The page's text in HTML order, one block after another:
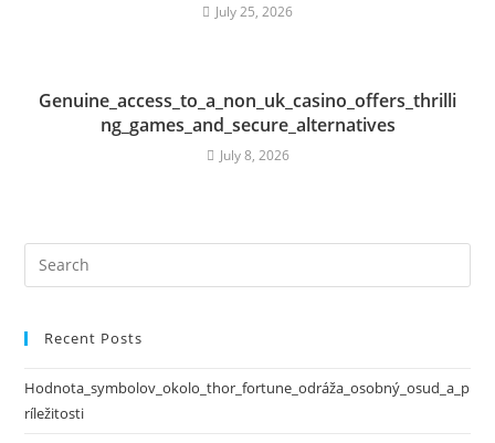
July 25, 2026
Genuine_access_to_a_non_uk_casino_offers_thrilli
ng_games_and_secure_alternatives
July 8, 2026
Recent Posts
Hodnota_symbolov_okolo_thor_fortune_odráža_osobný_osud_a_p
ríležitosti